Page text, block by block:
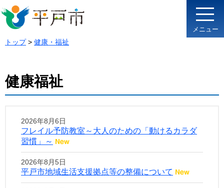
メニュー
トップ> 健康・福祉
健康福祉
2026年8月6日
フレイル予防教室～大人のための「動けるカラダ
習慣」～
2026年8月5日
平戸市地域生活支援拠点等の整備について